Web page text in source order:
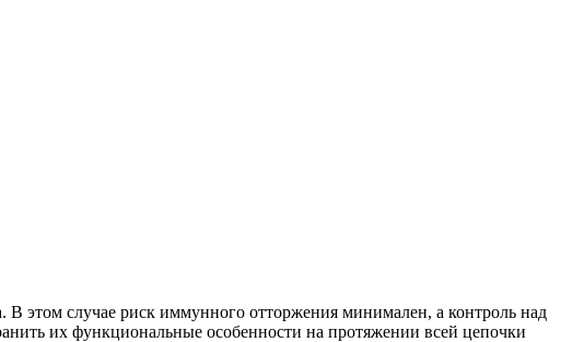
В этом случае риск иммунного отторжения минимален, а контроль над
их функциональные особенности на протяжении всей цепочки